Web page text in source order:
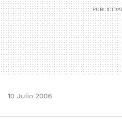
10 Julio 2006